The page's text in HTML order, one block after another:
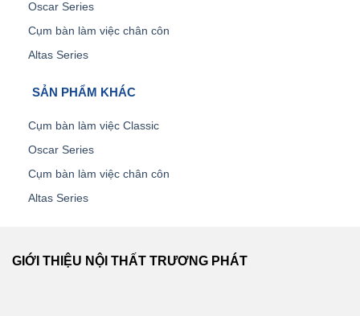
Oscar Series
Cụm bàn làm việc chân côn
Altas Series
SẢN PHẨM KHÁC
Cụm bàn làm việc Classic
Oscar Series
Cụm bàn làm việc chân côn
Altas Series
GIỚI THIỆU NỘI THẤT TRƯƠNG PHÁT